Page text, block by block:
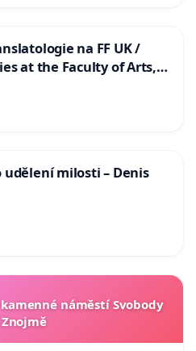
na FF UK /
at the Faculty of Arts,
milosti – Denis
náměstí Svobody